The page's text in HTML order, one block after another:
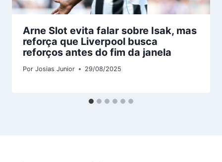
Arne Slot evita falar sobre Isak, mas
reforça que Liverpool busca
reforços antes do fim da janela
Por Josias Junior 29/08/2025